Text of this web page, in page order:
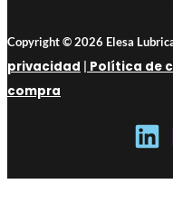
Copyright © 2026 Elesa
privacidad | Política de
compra